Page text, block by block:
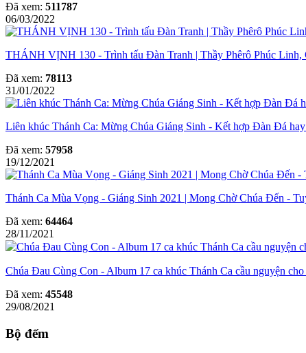
Đã xem: 511787
06/03/2022
THÁNH VỊNH 130 - Trình tấu Đàn Tranh | Thầy Phêrô Phúc Linh,
Đã xem: 78113
31/01/2022
Liên khúc Thánh Ca: Mừng Chúa Giáng Sinh - Kết hợp Đàn Đá
Đã xem: 57958
19/12/2021
Thánh Ca Mùa Vọng - Giáng Sinh 2021 | Mong Chờ Chúa Đến -
Đã xem: 64464
28/11/2021
Chúa Đau Cùng Con - Album 17 ca khúc Thánh Ca cầu nguyện
Đã xem: 45548
29/08/2021
Bộ đếm